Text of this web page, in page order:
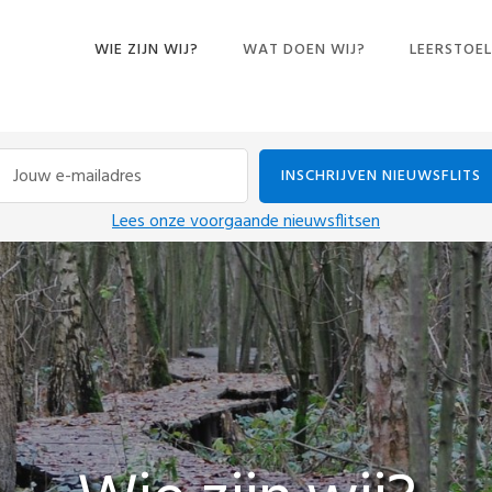
WIE ZIJN WIJ? WAT DOEN WIJ?
PUBLICATIES
CONFERENTIES
DINERS PENSANTS
EXPOSITIE
IN DE MEDIA
LEZINGEN
ONDERZOEK
INTERVIEWS
PODCASTS
LEERSTOEL
Lees onze voorgaande nieuwsflitsen